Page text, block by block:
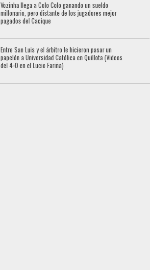
Vozinha llega a Colo Colo ganando un sueldo
millonario, pero distante de los jugadores mejor
pagados del Cacique
Entre San Luis y el árbitro le hicieron pasar un
papelón a Universidad Católica en Quillota (Videos
del 4-0 en el Lucio Fariña)